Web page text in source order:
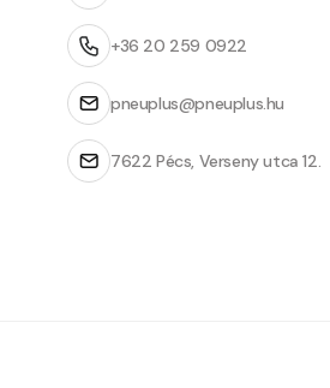
+36 20 259 0922
pneuplus@pneuplus.hu
7622 Pécs, Verseny utca 12.